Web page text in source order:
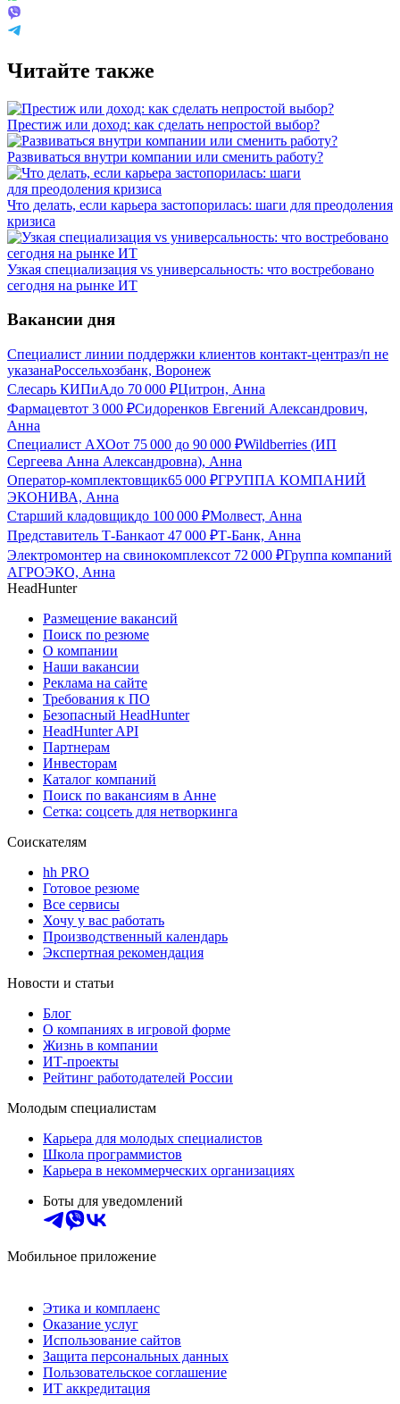
Читайте также
Престиж или доход: как сделать непростой выбор?
Развиваться внутри компании или сменить работу?
Что делать, если карьера застопорилась: шаги для преодоления
кризиса
Узкая специализация vs универсальность: что востребовано
сегодня на рынке ИТ
Вакансии дня
Специалист линии поддержки клиентов контакт-центраз/п не
указанаРоссельхозбанк, Воронеж
Слесарь КИПиАдо 70 000 ₽Цитрон, Анна
Фармацевтот 3 000 ₽Сидоренков Евгений Александрович,
Анна
Специалист АХОот 75 000 до 90 000 ₽Wildberries (ИП
Сергеева Анна Александровна), Анна
Оператор-комплектовщик65 000 ₽ГРУППА КОМПАНИЙ
ЭКОНИВА, Анна
Старший кладовщикдо 100 000 ₽Молвест, Анна
Представитель Т-Банкаот 47 000 ₽Т-Банк, Анна
Электромонтер на свинокомплексот 72 000 ₽Группа компаний
АГРОЭКО, Анна
HeadHunter
Размещение вакансий
Поиск по резюме
О компании
Наши вакансии
Реклама на сайте
Требования к ПО
Безопасный HeadHunter
HeadHunter API
Партнерам
Инвесторам
Каталог компаний
Поиск по вакансиям в Анне
Сетка: соцсеть для нетворкинга
Соискателям
hh PRO
Готовое резюме
Все сервисы
Хочу у вас работать
Производственный календарь
Экспертная рекомендация
Новости и статьи
Блог
О компаниях в игровой форме
Жизнь в компании
ИТ-проекты
Рейтинг работодателей России
Молодым специалистам
Карьера для молодых специалистов
Школа программистов
Карьера в некоммерческих организациях
Боты для уведомлений
Мобильное приложение
Этика и комплаенс
Оказание услуг
Использование сайтов
Защита персональных данных
Пользовательское соглашение
ИТ аккредитация